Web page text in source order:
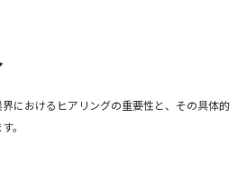
界における ヒアリングの重要性と、 その具体的
。